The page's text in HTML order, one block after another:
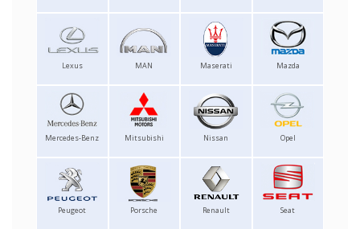
Lexus MAN Maserati Mazda
Mercedes-Benz Mitsubishi Nissan Opel
Peugeot Porsche Renault Seat